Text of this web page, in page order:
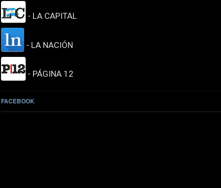
- LA CAPITAL
- LA NACIÓN
- PÁGINA 12
FACEBOOK